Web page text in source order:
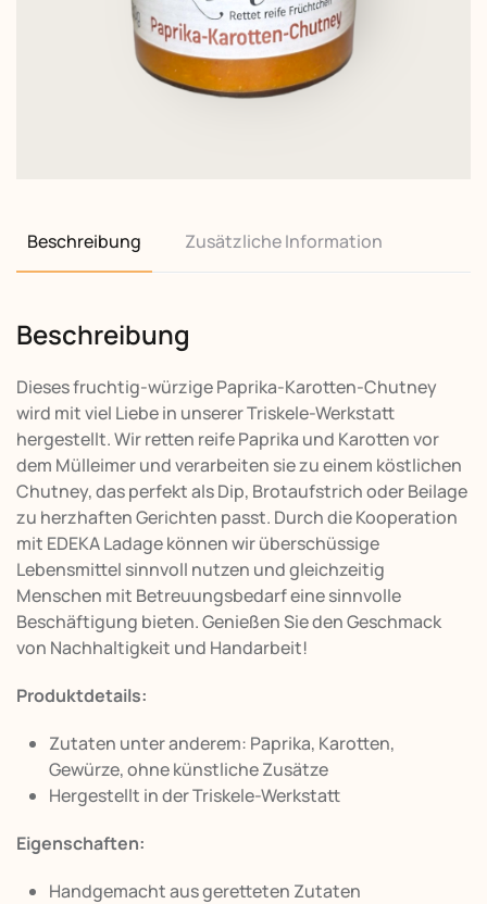
Beschreibung Zusätzliche Information
Beschreibung
Dieses fruchtig-würzige Paprika-Karotten-Chutney
wird mit viel Liebe in unserer Triskele-Werkstatt
hergestellt. Wir retten reife Paprika und Karotten vor
dem Mülleimer und verarbeiten sie zu einem köstlichen
Chutney, das perfekt als Dip, Brotaufstrich oder Beilage
zu herzhaften Gerichten passt. Durch die Kooperation
mit EDEKA Ladage können wir überschüssige
Lebensmittel sinnvoll nutzen und gleichzeitig
Menschen mit Betreuungsbedarf eine sinnvolle
Beschäftigung bieten. Genießen Sie den Geschmack
von Nachhaltigkeit und Handarbeit!
Produktdetails:
Zutaten unter anderem: Paprika, Karotten,
Gewürze, ohne künstliche Zusätze
Hergestellt in der Triskele-Werkstatt
Eigenschaften:
Handgemacht aus geretteten Zutaten